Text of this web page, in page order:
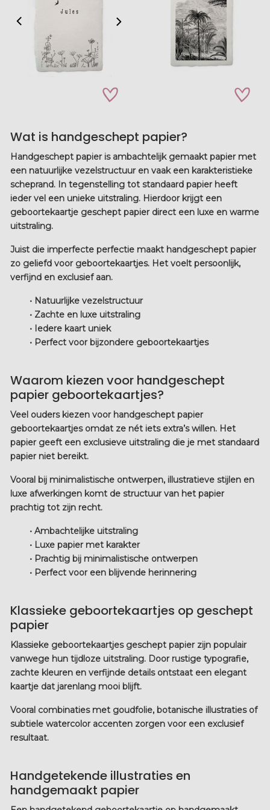
zet op verlanglijstje zet op
Wat is handgeschept papier?
Handgeschept papier is ambachtelijk gemaakt papier met
een natuurlijke vezelstructuur en vaak een karakteristieke
scheprand. In tegenstelling tot standaard papier heeft
ieder vel een unieke uitstraling. Hierdoor krijgt een
geboortekaartje geschept papierdirect een luxe en warme
uitstraling.
Juist die imperfecte perfectie maakt handgeschept papier
zo geliefd voor geboortekaartjes. Het voelt persoonlijk,
verfijnd en exclusief aan.
• Natuurlijke vezelstructuur
• Zachte en luxe uitstraling
• Iedere kaart uniek
• Perfect voor bijzondere geboortekaartjes
Waarom kiezen voor handgeschept
papier geboortekaartjes?
Veel ouders kiezen voor handgeschept papier
geboortekaartjesomdat ze nét iets extra’s willen. Het
papier geeft een exclusieve uitstraling die je met standaard
papier niet bereikt.
Vooral bij minimalistische ontwerpen, illustratieve stijlen en
luxe afwerkingen komt de structuur van het papier
prachtig tot zijn recht.
• Ambachtelijke uitstraling
• Luxe papier met karakter
• Prachtig bij minimalistische ontwerpen
• Perfect voor een blijvende herinnering
Klassieke geboortekaartjes op geschept
papier
Klassieke geboortekaartjes geschept papierzijn populair
vanwege hun tijdloze uitstraling. Door rustige typografie,
zachte kleuren en verfijnde details ontstaat een elegant
kaartje dat jarenlang mooi blijft.
Vooral combinaties met goudfolie, botanische illustraties of
subtiele watercolor accenten zorgen voor een exclusief
resultaat.
Handgetekende illustraties en
handgemaakt papier